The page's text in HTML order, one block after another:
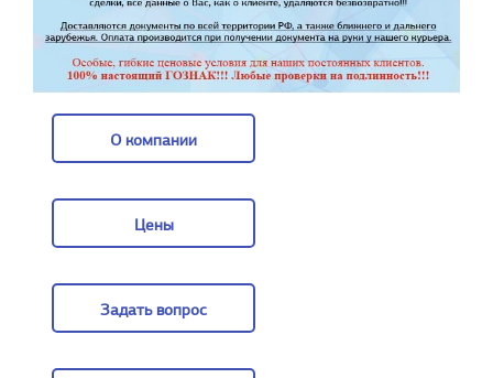
О компании
Цены
Задать вопрос